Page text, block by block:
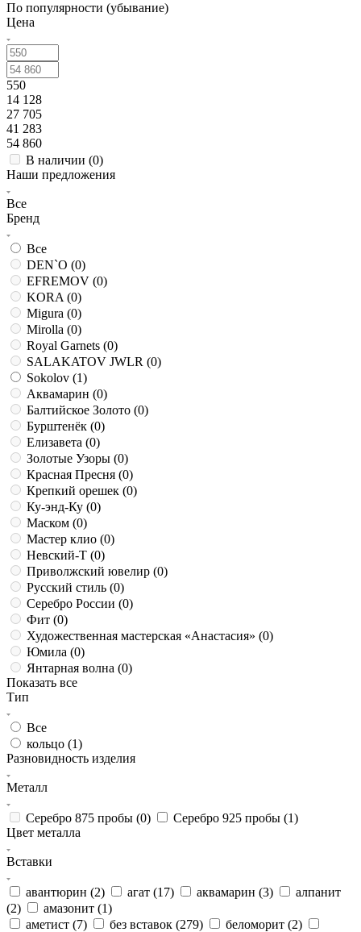
По популярности (убывание)
Цена
550
14 128
27 705
41 283
54 860
В наличии (0)
Наши предложения
Все
Бренд
Все
DEN`O (0)
EFREMOV (0)
KORA (0)
Migura (0)
Mirolla (0)
Royal Garnets (0)
SALAKATOV JWLR (0)
Sokolov (1)
Аквамарин (0)
Балтийское Золото (0)
Бурштенёк (0)
Елизавета (0)
Золотые Узоры (0)
Красная Пресня (0)
Крепкий орешек (0)
Ку-энд-Ку (0)
Маском (0)
Мастер клио (0)
Невский-Т (0)
Приволжский ювелир (0)
Русский стиль (0)
Серебро России (0)
Фит (0)
Художественная мастерская «Анастасия»‎ (0)
Юмила (0)
Янтарная волна (0)
Показать все
Тип
Все
кольцо (1)
Разновидность изделия
Металл
Серебро 875 пробы (0) Серебро 925 пробы (1)
Цвет металла
Вставки
авантюрин (2) агат (17) аквамарин (3)
алпанит
(2) амазонит (1)
аметист (7) без вставок (279) беломорит (2)